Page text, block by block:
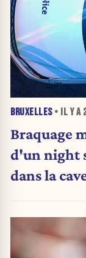
BRUXELLES• IL Y A
Braquage
d'un night
dans la